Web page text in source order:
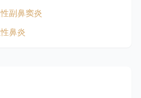
副鼻窦炎
鼻炎